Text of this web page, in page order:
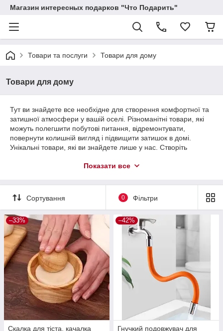
Магазин интересных подарков "Что Подарить"
Товари та послуги Товари для дому
Товари для дому
Тут ви знайдете все необхідне для створення комфортної та
затишної атмосфери у вашій оселі. Різноманітні товари, які
можуть полегшити побутові питання, відремонтувати,
повернути колишній вигляд і підвищити затишок в домі.
Унікальні товари, які ви знайдете лише у нас. Створіть
Показати все
Сортування 0 Фільтри
–33%
Скалка для тіста, качалка
–42%
Гнучкий подовжувач для